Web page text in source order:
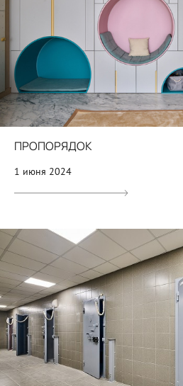
ПРОПОРЯДОК
1 июня 2024